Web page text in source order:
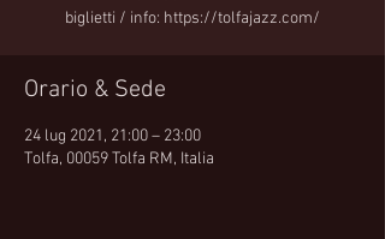
biglietti / info: https://tolfajazz.com/
Orario & Sede
24 lug 2021, 21:00 – 23:00
Tolfa, 00059 Tolfa RM, Italia